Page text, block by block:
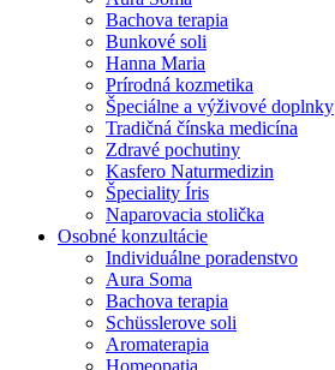
Bachova terapia
Bunkové soli
Hanna Maria
Prírodná kozmetika
Špeciálne a výživové doplnky
Tradičná čínska medicína
Zdravé pochutiny
Kasfero Naturmedizin
Špeciality Íris
Naparovacia stolička
Osobné konzultácie
Individuálne poradenstvo
Aura Soma
Bachova terapia
Schüsslerove soli
Aromaterapia